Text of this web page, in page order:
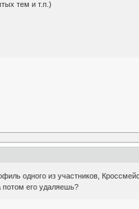
тем и т.п.)
одного из участников,
потом его удаляешь?